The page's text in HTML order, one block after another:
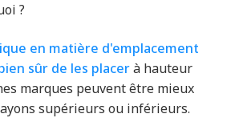
?
en matière d'emplacement
sûr de les placerà hauteur
marques peuvent être mieux
supérieurs ou inférieurs.